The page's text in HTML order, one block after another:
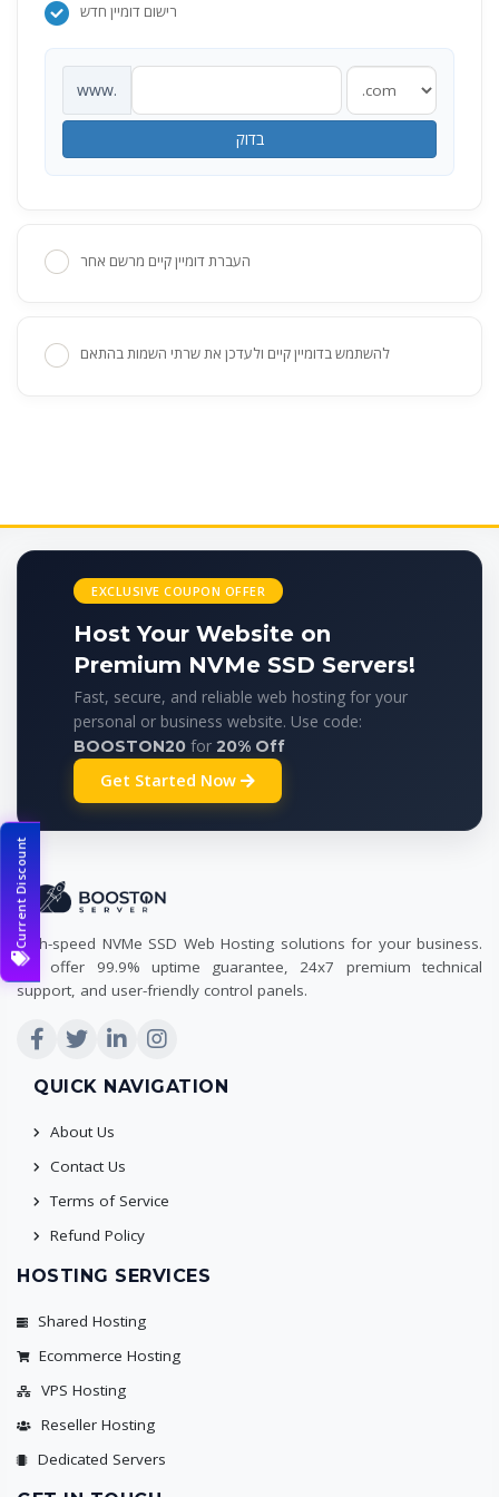
Current Discount
רישום דומיין חדש
www.
בדוק
העברת דומיין קיים מרשם אחר
להשתמש בדומיין קיים ולעדכן את שרתי השמות בהתאם
EXCLUSIVE COUPON OFFER
Host Your Website on
Premium NVMe SSD Servers!
Fast, secure, and reliable web hosting for your
personal or business website. Use code:
BOOSTON20 for 20% Off
Get Started Now
High-speed NVMe SSD Web Hosting solutions for your business.
We offer 99.9% uptime guarantee, 24x7 premium technical
support, and user-friendly control panels.
QUICK NAVIGATION
About Us
Contact Us
Terms of Service
Refund Policy
HOSTING SERVICES
Shared Hosting
Ecommerce Hosting
VPS Hosting
Reseller Hosting
Dedicated Servers